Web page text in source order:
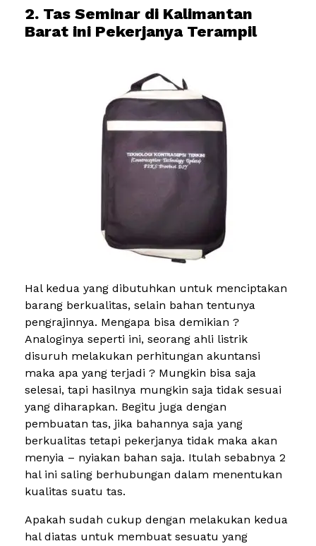
2. Tas Seminar di Kalimantan
Barat ini Pekerjanya Terampil
Hal kedua yang dibutuhkan untuk menciptakan
barang berkualitas, selain bahan tentunya
pengrajinnya. Mengapa bisa demikian ?
Analoginya seperti ini, seorang ahli listrik
disuruh melakukan perhitungan akuntansi
maka apa yang terjadi ? Mungkin bisa saja
selesai, tapi hasilnya mungkin saja tidak sesuai
yang diharapkan. Begitu juga dengan
pembuatan tas, jika bahannya saja yang
berkualitas tetapi pekerjanya tidak maka akan
menyia – nyiakan bahan saja. Itulah sebabnya 2
hal ini saling berhubungan dalam menentukan
kualitas suatu tas.
Apakah sudah cukup dengan melakukan kedua
hal diatas untuk membuat sesuatu yang